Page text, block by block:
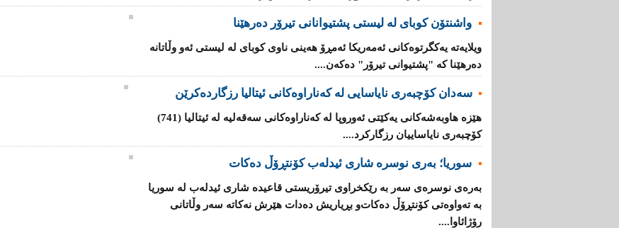
واشنتۆن كوبای لە لیستی پشتیوانانی تیرۆر دەرهێنا
ویلایەتە یەكگرتوەكانی ئەمەریكا ئەمڕۆ هەینی ناوی كوبای لە لیستی ئەو وڵاتانە
دەرهێنا كە "پشتیوانی تیرۆر" دەكەن....
سەدان كۆچبەری نایاسایی لە كەناراوەكانی ئیتالیا رزگاردەكرێن
هێزە هاوبەشەكانی یەكێتی ئەوروپا لە كەناراوەكانی سەقەلیە لە ئیتالیا (741)
كۆچبەری نایاساییان رزگاركرد....
سوریا؛ بەری نوسرە شاری ئیدلەب كۆنتڕۆڵ دەكات
بەرەی نوسرەی سەر بە رێكخراوی تیرۆریستی قاعیدە شاری ئیدلەب لە سوریا
بە تەواوەتی كۆنتڕۆڵ دەكات‌و بڕیاریش دەدات هێرش نەكاتە سەر وڵاتانی
رۆژائاوا....